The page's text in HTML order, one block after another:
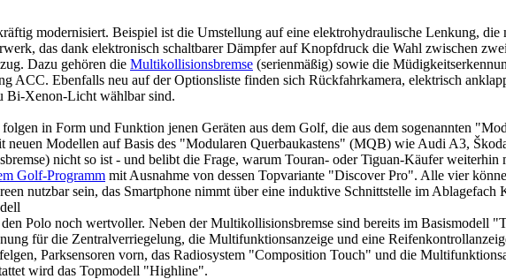
modernisiert. Beispiel ist die Umstellung auf eine elektrohydraulische Lenkung, die
das dank elektronisch schaltbarer Dämpfer auf Knopfdruck die Wahl zwischen
Dazu gehören die Multikollisionsbremse (serienmäßig) sowie die
ACC. Ebenfalls neu auf der Optionsliste finden sich Rückfahrkamera, elektrisch
Bi-Xenon-Licht wählbar sind.
in Form und Funktion jenen Geräten aus dem Golf, die aus dem sogenannten
neuen Modellen auf Basis des "Modularen Querbaukastens" (MQB) wie Audi A3,
nicht so ist - und belibt die Frage, warum Touran- oder Tiguan-Käufer weiterhin
Golf-Programm mit Ausnahme von dessen Topvariante "Discover Pro". Alle vier
nutzbar sein, das Smartphone nimmt über eine induktive Schnittstelle im
Polo noch wertvoller. Neben der Multikollisionsbremse sind bereits im Basismodell
für die Zentralverriegelung, die Multifunktionsanzeige und eine
Parksensoren vorn, das Radiosystem "Composition Touch" und die
wird das Topmodell "Highline".